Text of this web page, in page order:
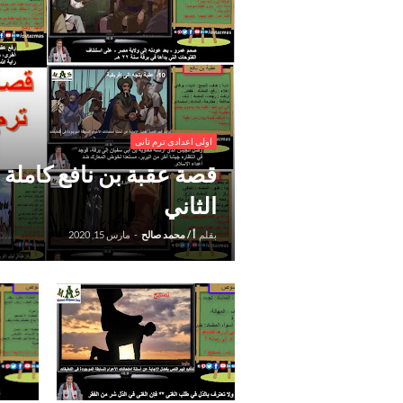
اولى اعدادى ترم تانى
قصة عقبة بن نافع
الثاني
بقلم أ / محمد صالح - مارس 15, 2020
.شرح نص نصائح - الصف الأول
الإعدادي الفصل الدراسي الثاني
. شرح